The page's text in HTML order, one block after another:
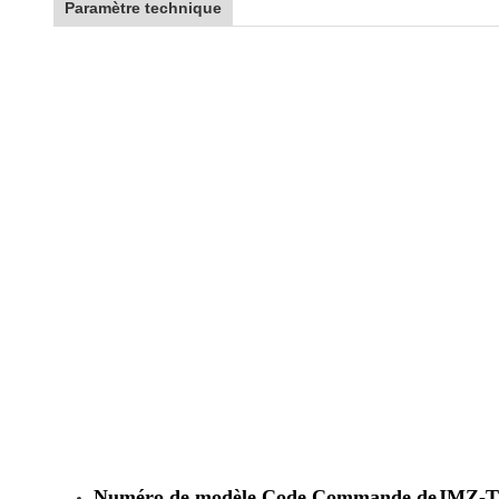
Paramètre technique